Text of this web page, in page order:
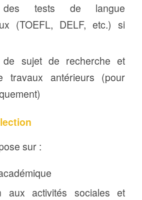
des tests de langue
(TOEFL, DELF, etc.) si
de sujet de recherche et
travaux antérieurs (pour
sur :
aux activités sociales et